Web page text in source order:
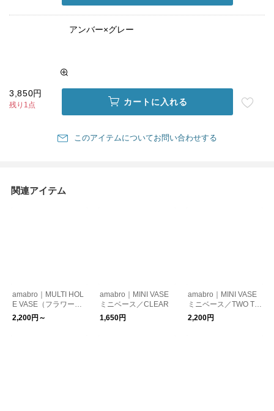
アンバー×グレー
3,850円
残り1点 カートに入れる
このアイテムについてお問い合わせする
関連アイテム
amabro｜MULTI HOL
E VASE（フラワーベ
ース）
2,200円～
amabro｜MINI VASE
ミニベース／CLEAR
1,650円
amabro｜MINI VASE
ミニベース／TWO TO
NE
2,200円